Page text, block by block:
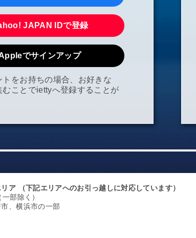
JAPAN IDで登録
でサインアップ
トをお持ちの場合、お好きな
ことでiettyへ登録することが
ア
（下記エリアへのお引っ越しに対応しています）
部除く）
、横浜市の一部